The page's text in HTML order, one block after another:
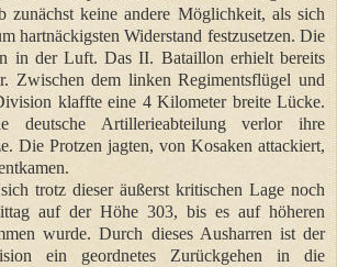
zunächst keine andere Möglichkeit, als sich
hartnäckigsten Widerstand festzusetzen. Die
in der Luft. Das II. Bataillon erhielt bereits
Zwischen dem linken Regimentsflügel und
klaffte eine 4 Kilometer breite Lücke.
deutsche Artillerieabteilung verlor ihre
Die Protzen jagten, von Kosaken attackiert,
trotz dieser äußerst kritischen Lage noch
auf der Höhe 303, bis es auf höheren
wurde. Durch dieses Ausharren ist der
ein geordnetes Zurückgehen in die